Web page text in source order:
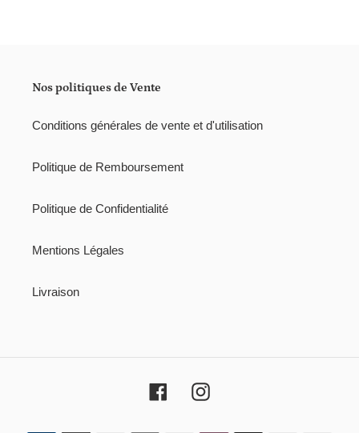
i
n
:
Nos politiques de Vente
Conditions générales de vente et d'utilisation
Politique de Remboursement
Politique de Confidentialité
Mentions Légales
Livraison
FacebookInstagram